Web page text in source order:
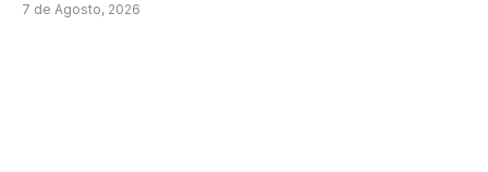
7 de Agosto, 2026